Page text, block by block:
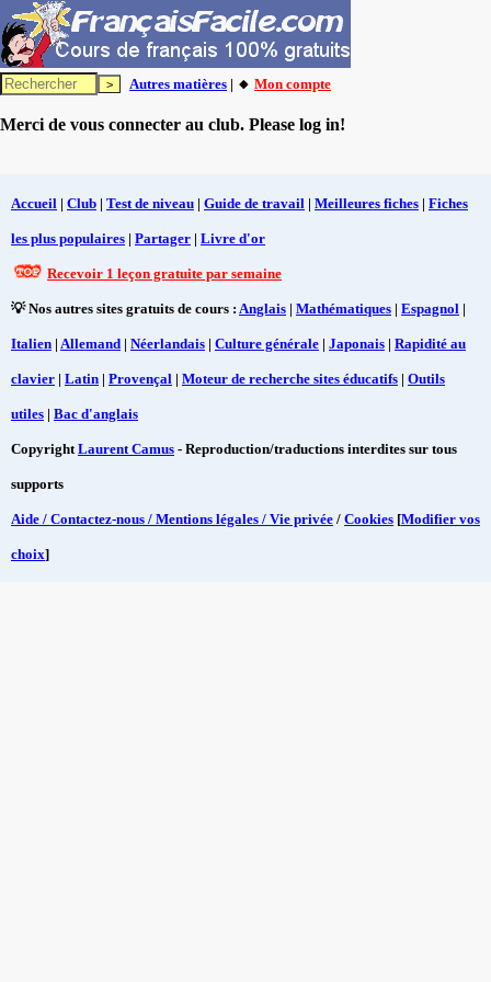
Autres matières | 🔸 Mon compte
Merci de vous connecter au club. Please log in!
Accueil | Club | Test de niveau | Guide de travail | Meilleures fiches | Fiches
les plus populaires | Partager | Livre d'or
Recevoir 1 leçon gratuite par semaine
💡 Nos autres sites gratuits de cours : Anglais | Mathématiques | Espagnol |
Italien | Allemand | Néerlandais | Culture générale | Japonais | Rapidité au
clavier | Latin | Provençal | Moteur de recherche sites éducatifs | Outils
utiles | Bac d'anglais
CopyrightLaurent Camus - Reproduction/traductions interdites sur tous
supports
Aide / Contactez-nous / Mentions légales / Vie privée / Cookies [Modifier vos
choix]